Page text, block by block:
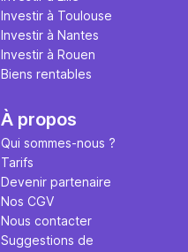
Investir à Toulouse
Investir à Nantes
Investir à Rouen
Biens rentables
À propos
Qui sommes-nous ?
Tarifs
Devenir partenaire
Nos CGV
Nous contacter
Suggestions de